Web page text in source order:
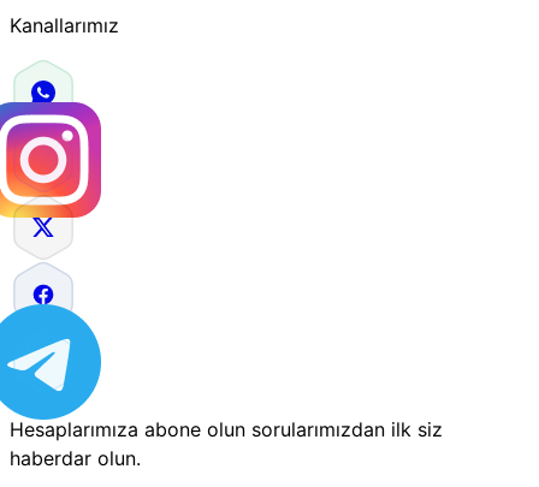
Kanallarımız
Hesaplarımıza abone olun sorularımızdan ilk siz
haberdar olun.